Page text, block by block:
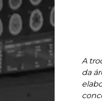
A
da